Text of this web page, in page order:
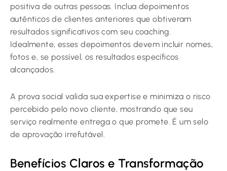
positiva de outras pessoas. Inclua depoimentos
autênticos de clientes anteriores que obtiveram
resultados significativos com seu coaching.
Idealmente, esses depoimentos devem incluir nomes,
fotos e, se possível, os resultados específicos
alcançados.
A prova social valida sua expertise e minimiza o risco
percebido pelo novo cliente, mostrando que seu
serviço realmente entrega o que promete. É um selo
de aprovação irrefutável.
Benefícios Claros e Transformação